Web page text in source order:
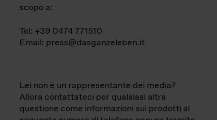
scopo a:
Tel: +39 0474 771510
Email: press@dasganzeleben.it
Lei non è un rappresentante dei media?
Allora contattateci per qualsiasi altra
questione come informazioni sui prodotti al